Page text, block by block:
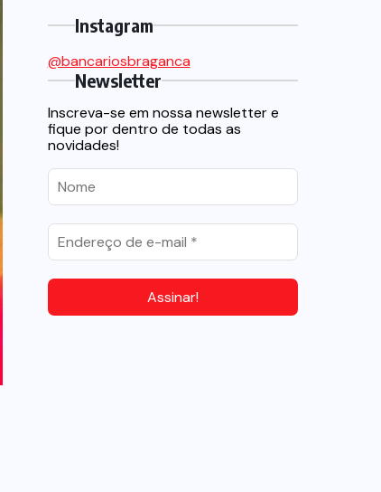
Instagram
@bancariosbraganca
Newsletter
Inscreva-se em nossa newsletter e
fique por dentro de todas as
novidades!